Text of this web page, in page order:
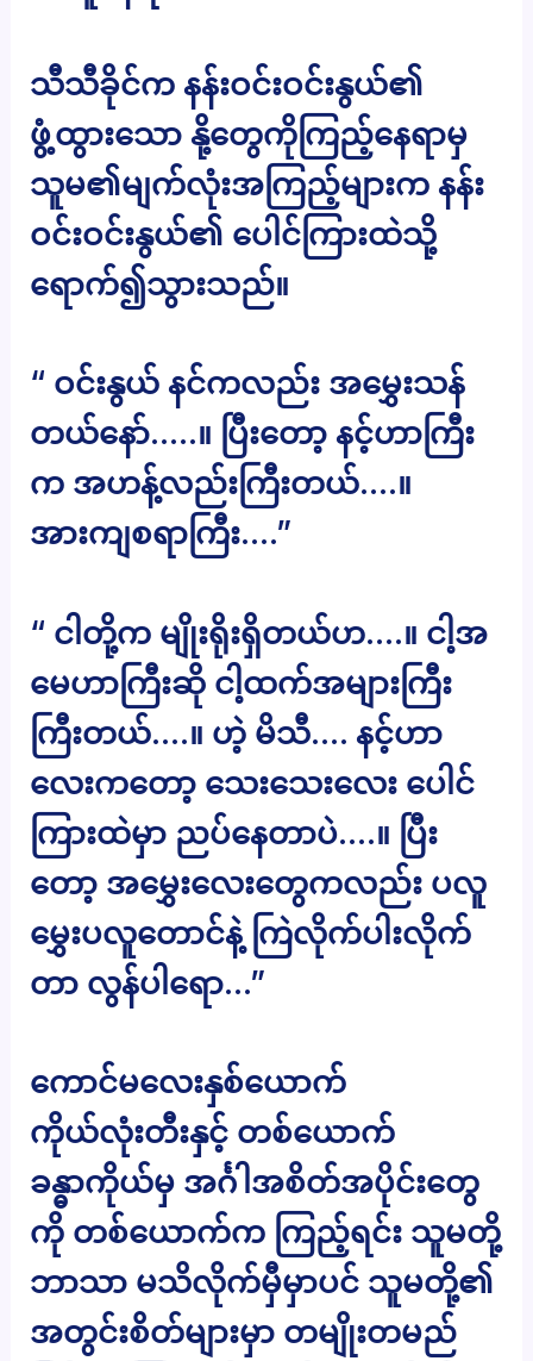
သီသီခိုင်က နန်းဝင်းဝင်းနွယ်၏
ဖွံ့ထွားသော နို့တွေကိုကြည့်နေရာမှ
သူမ၏မျက်လုံးအကြည့်များက နန်း
ဝင်းဝင်းနွယ်၏ ပေါင်ကြားထဲသို့
ရောက်၍သွားသည်။
“ ဝင်းနွယ် နင်ကလည်း အမွှေးသန်
တယ်နော်…..။ ပြီးတော့ နင့်ဟာကြီး
က အဟန့်လည်းကြီးတယ်….။
အားကျစရာကြီး….”
“ ငါတို့က မျိုးရိုးရှိတယ်ဟ….။ ငါ့အ
မေဟာကြီးဆို ငါ့ထက်အများကြီး
ကြီးတယ်….။ ဟဲ့ မိသီ…. နင့်ဟာ
လေးကတော့ သေးသေးလေး ပေါင်
ကြားထဲမှာ ညပ်နေတာပဲ….။ ပြီး
တော့ အမွှေးလေးတွေကလည်း ပလူ
မွှေးပလူတောင်နဲ့ ကြဲလိုက်ပါးလိုက်
တာ လွန်ပါရော…”
ကောင်မလေးနှစ်ယောက်
ကိုယ်လုံးတီးနှင့် တစ်ယောက်
ခန္ဓာကိုယ်မှ အင်္ဂါအစိတ်အပိုင်းတွေ
ကို တစ်ယောက်က ကြည့်ရင်း သူမတို့
ဘာသာ မသိလိုက်မှီမှာပင် သူမတို့၏
အတွင်းစိတ်များမှာ တမျိုးတမည်